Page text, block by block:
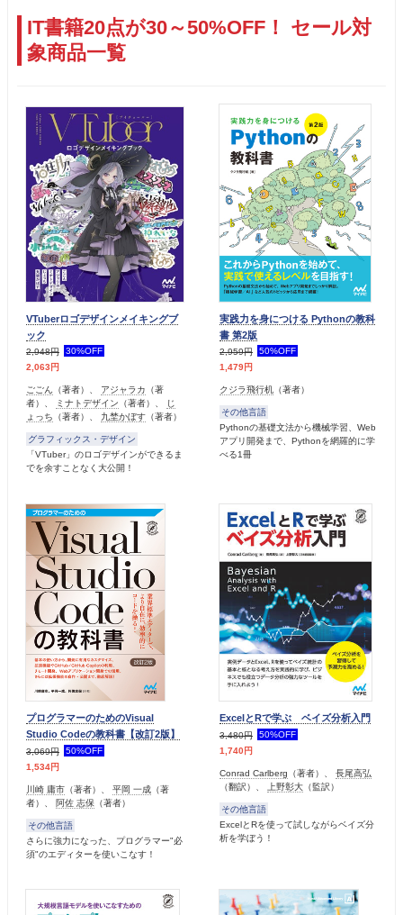
IT書籍20点が30～50%OFF！ セール対
象商品一覧
VTuberロゴデザインメイキングブ
ック
2,948円
30%OFF
2,063円
ごごん （著者）、 アジャラカ （著
者）、
ミナトデザイン （著者）、
じ
ょっち （著者）、 九埜かぼす （著者）
グラフィックス・デザイン
「VTuber」のロゴデザインができるま
でを余すことなく大公開！
実践力を身につける Pythonの教科
書 第2版
2,959円
50%OFF
1,479円
クジラ飛行机 （著者）
その他言語
Pythonの基礎文法から機械学習、Web
アプリ開発まで、Pythonを網羅的に学
べる1冊
プログラマーのためのVisual
Studio Codeの教科書【改訂2版】
3,069円
50%OFF
1,534円
川崎 庸市 （著者）、 平岡 一成 （著
者）、 阿佐 志保 （著者）
その他言語
さらに強力になった、プログラマー"必
須"のエディターを使いこなす！
ExcelとRで学ぶ ベイズ分析入門
3,480円
50%OFF
1,740円
Conrad Carlberg （著者）、 長尾高弘
（翻訳）、
上野彰大 （監訳）
その他言語
ExcelとRを使って試しながらベイズ分
析を学ぼう！